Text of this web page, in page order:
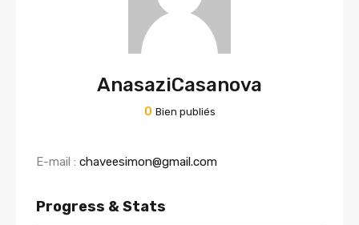
AnasaziCasanova
0 Bien publiés
E-mail : chaveesimon@gmail.com
Progress & Stats